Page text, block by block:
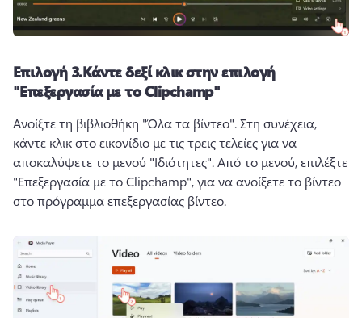
Επιλογή 3.Κάντε δεξί κλικ στην επιλογή
"Επεξεργασία με το Clipchamp"
Ανοίξτε τη βιβλιοθήκη "Όλα τα βίντεο". Στη συνέχεια,
κάντε κλικ στο εικονίδιο με τις τρεις τελείες για να
αποκαλύψετε το μενού "Ιδιότητες". Από το μενού, επιλέξτε
"Επεξεργασία με το Clipchamp", για να ανοίξετε το βίντεο
στο πρόγραμμα επεξεργασίας βίντεο.